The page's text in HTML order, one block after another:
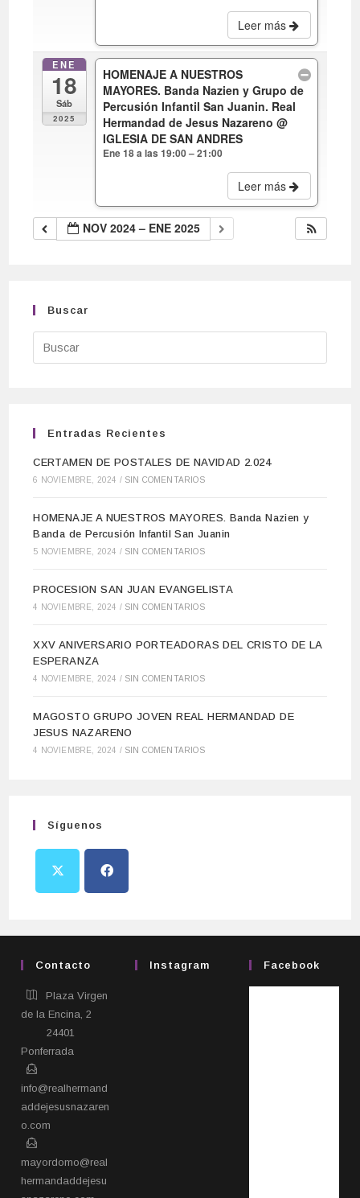
Leer más
ENE
18
Sáb
2025
HOMENAJE A NUESTROS
MAYORES. Banda Nazien y Grupo de
Percusión Infantil San Juanin. Real
Hermandad de Jesus Nazareno @
IGLESIA DE SAN ANDRES
Ene 18 a las 19:00 – 21:00
Leer más
NOV 2024 – ENE 2025
Buscar
Entradas Recientes
CERTAMEN DE POSTALES DE NAVIDAD 2.024
6 NOVIEMBRE, 2024 / SIN COMENTARIOS
HOMENAJE A NUESTROS MAYORES. Banda Nazien y
Banda de Percusión Infantil San Juanin
5 NOVIEMBRE, 2024 / SIN COMENTARIOS
PROCESION SAN JUAN EVANGELISTA
4 NOVIEMBRE, 2024 / SIN COMENTARIOS
XXV ANIVERSARIO PORTEADORAS DEL CRISTO DE LA
ESPERANZA
4 NOVIEMBRE, 2024 / SIN COMENTARIOS
MAGOSTO GRUPO JOVEN REAL HERMANDAD DE
JESUS NAZARENO
4 NOVIEMBRE, 2024 / SIN COMENTARIOS
Síguenos
Contacto
Plaza Virgen
de la Encina, 2
24401
Ponferrada​
info@realhermand
addejesusnazaren
o.com
mayordomo@real
hermandaddejesu
Instagram Facebook